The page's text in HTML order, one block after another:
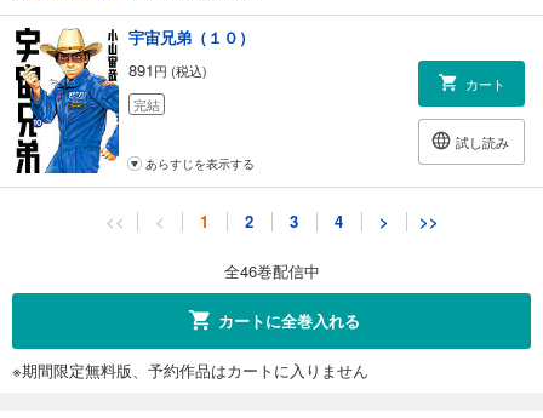
宇宙兄弟（１０）
891円 (税込)
完結
カート
試し読み
あらすじを表示する
宇宙兄弟（１１）
宇宙兄弟（１２）
<< < 1 2 3 4 > >>
全46巻配信中
カートに全巻入れる
※期間限定無料版、予約作品はカートに入りません